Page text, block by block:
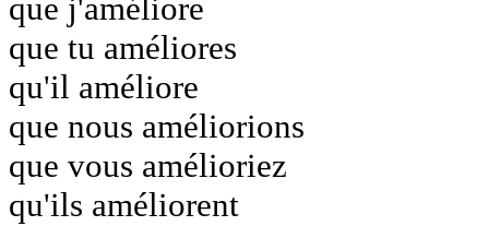
que j'améliore
que tu améliores
qu'il améliore
que nous améliorions
que vous amélioriez
qu'ils améliorent